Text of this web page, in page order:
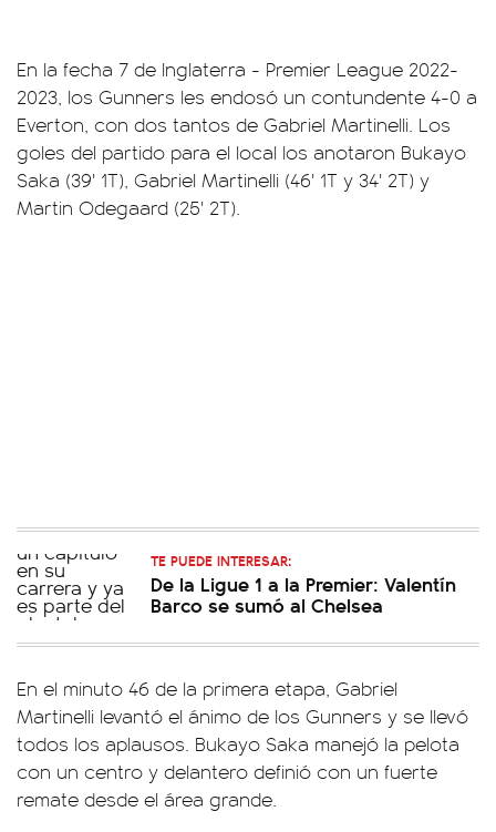
En la fecha 7 de Inglaterra - Premier League 2022-
2023, los Gunners les endosó un contundente 4-0 a
Everton, con dos tantos de Gabriel Martinelli. Los
goles del partido para el local los anotaron Bukayo
Saka (39' 1T), Gabriel Martinelli (46' 1T y 34' 2T) y
Martin Odegaard (25' 2T).
TE PUEDE INTERESAR:
De la Ligue 1 a la Premier: Valentín
Barco se sumó al Chelsea
En el minuto 46 de la primera etapa, Gabriel
Martinelli levantó el ánimo de los Gunners y se llevó
todos los aplausos. Bukayo Saka manejó la pelota
con un centro y delantero definió con un fuerte
remate desde el área grande.